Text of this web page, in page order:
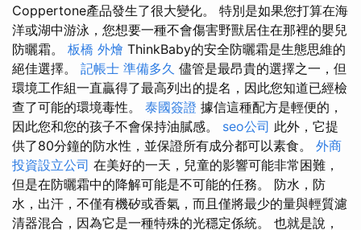
Coppertone產品發生了很大變化。 特別是如果您打算在海
洋或湖中游泳，您想要一種不會傷害野獸居住在那裡的嬰兒
防曬霜。 板橋 外燴 ThinkBaby的安全防曬霜是生態思維的
絕佳選擇。 記帳士 準備多久 儘管是最昂貴的選擇之一，但
環境工作組一直贏得了最高列出的提名，因此您知道已經檢
查了可能的環境毒性。 泰國簽證 據信這種配方是輕便的，
因此您和您的孩子不會保持油膩感。 seo公司 此外，它提
供了80分鐘的防水性，並保證所有成分都可以素食。 外商
投資設立公司 在美好的一天，兒童的影響可能非常困難，
但是在防曬霜中的降解可能是不可能的任務。 防水，防
水，出汗，不僅有機矽或香氣，而且僅將最少的量與輕質濾
清器混合，因為它是一種特殊的光穩定係統。 也就是說，